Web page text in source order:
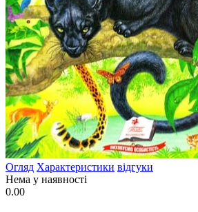
Огляд Характеристики відгуки
Нема у наявності
0.00